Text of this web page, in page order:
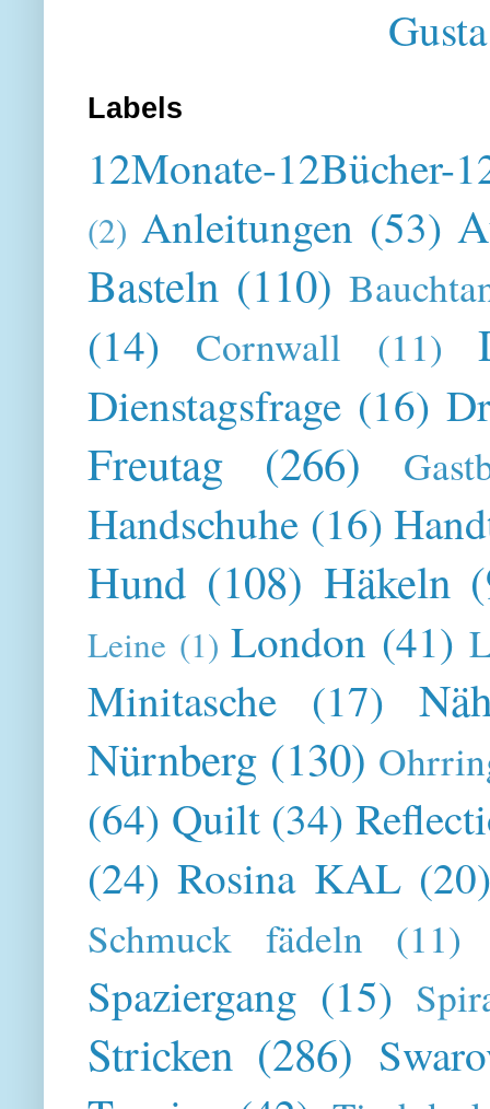
Labels
12Monate-12Bücher-
(2) Anleitungen (53)
Basteln (110)
(14) Cornwall (11)
Dienstagsfrage (16)
Freutag (266)
Handschuhe (16)
Hund (108) Häkeln
Leine (1) London (41)
Minitasche (17)
Nürnberg (130)
(64) Quilt (34)
(24) Rosina KAL
Schmuck fädeln (11)
Spaziergang (15)
Stricken (286)